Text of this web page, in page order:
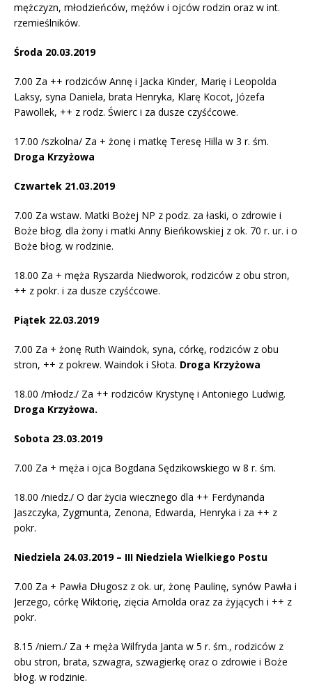
mężczyzn, młodzieńców, mężów i ojców rodzin oraz w int.
rzemieślników.
Środa 20.03.2019
7.00 Za ++ rodziców Annę i Jacka Kinder, Marię i Leopolda
Laksy, syna Daniela, brata Henryka, Klarę Kocot, Józefa
Pawollek, ++ z rodz. Świerc i za dusze czyśćcowe.
17.00 /szkolna/ Za + żonę i matkę Teresę Hilla w 3 r. śm.
Droga Krzyżowa
Czwartek 21.03.2019
7.00 Za wstaw. Matki Bożej NP z podz. za łaski, o zdrowie i
Boże błog. dla żony i matki Anny Bieńkowskiej z ok. 70 r. ur. i o
Boże błog. w rodzinie.
18.00 Za + męża Ryszarda Niedworok, rodziców z obu stron,
++ z pokr. i za dusze czyśćcowe.
Piątek 22.03.2019
7.00 Za + żonę Ruth Waindok, syna, córkę, rodziców z obu
stron, ++ z pokrew. Waindok i Słota. Droga Krzyżowa
18.00 /młodz./ Za ++ rodziców Krystynę i Antoniego Ludwig.
Droga Krzyżowa.
Sobota 23.03.2019
7.00 Za + męża i ojca Bogdana Sędzikowskiego w 8 r. śm.
18.00 /niedz./ O dar życia wiecznego dla ++ Ferdynanda
Jaszczyka, Zygmunta, Zenona, Edwarda, Henryka i za ++ z
pokr.
Niedziela 24.03.2019 – III Niedziela Wielkiego Postu
7.00 Za + Pawła Długosz z ok. ur, żonę Paulinę, synów Pawła i
Jerzego, córkę Wiktorię, zięcia Arnolda oraz za żyjących i ++ z
pokr.
8.15 /niem./ Za + męża Wilfryda Janta w 5 r. śm., rodziców z
obu stron, brata, szwagra, szwagierkę oraz o zdrowie i Boże
błog. w rodzinie.